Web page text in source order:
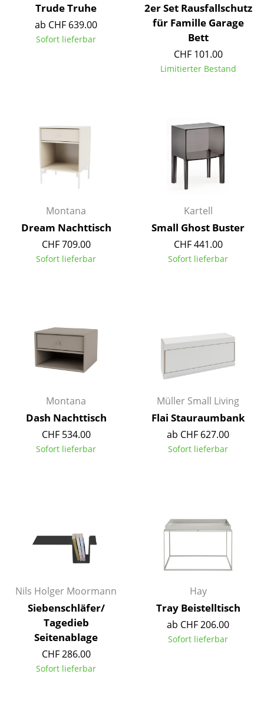
Licht
Hängeleuchten & Deckenleuchten
Bodenleuchten
Outdoor-Leuchten
... alle Leuchten
Betten
Kinderbetten
Nachttische & Bettzubehör
Accessoires
Uhren
Tabletts
Büroutensilien
Aufbewahrungsboxen
Decken
Kissen
Teppiche
Trude Truhe
ab CHF 639.00
Sofort lieferbar
2er Set Rausfallschutz
für Famille Garage
Bett
CHF 101.00
Limitierter Bestand
Montana
Dream Nachttisch
CHF 709.00
Sofort lieferbar
Kartell
Small Ghost Buster
CHF 441.00
Sofort lieferbar
Montana
Dash Nachttisch
CHF 534.00
Sofort lieferbar
Müller Small Living
Flai Stauraumbank
ab CHF 627.00
Sofort lieferbar
Nils Holger Moormann
Siebenschläfer/
Tagedieb
Seitenablage
CHF 286.00
Sofort lieferbar
Hay
Tray Beistelltisch
ab CHF 206.00
Sofort lieferbar